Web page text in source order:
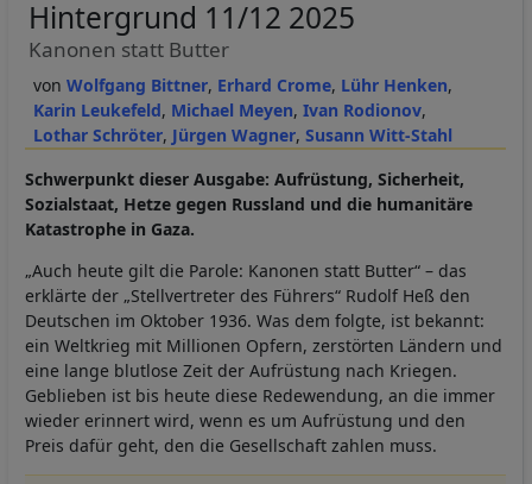
Wolfgang Bittner Erhard Crome Lühr Henken
Karin Leukefeld Michael Meyen Ivan Rodionov
Lothar Schröter Jürgen Wagner Susann Witt-Stahl
Hintergrund 11/12 2025
Kanonen statt Butter
Schwerpunkt dieser Ausgabe: Aufrüstung, Sicherheit,
Sozialstaat, Hetze gegen Russland und die humanitäre
Katastrophe in Gaza.
„Auch heute gilt die Parole: Kanonen statt Butter“ – das
erklärte der „Stellvertreter des Führers“ Rudolf Heß den
Deutschen im Oktober 1936. Was dem folgte, ist bekannt:
ein Weltkrieg mit Millionen Opfern, zerstörten Ländern und
eine lange blutlose Zeit der Aufrüstung nach Kriegen.
Geblieben ist bis heute diese Redewendung, an die immer
wieder erinnert wird, wenn es um Aufrüstung und den
Preis dafür geht, den die Gesellschaft zahlen muss.